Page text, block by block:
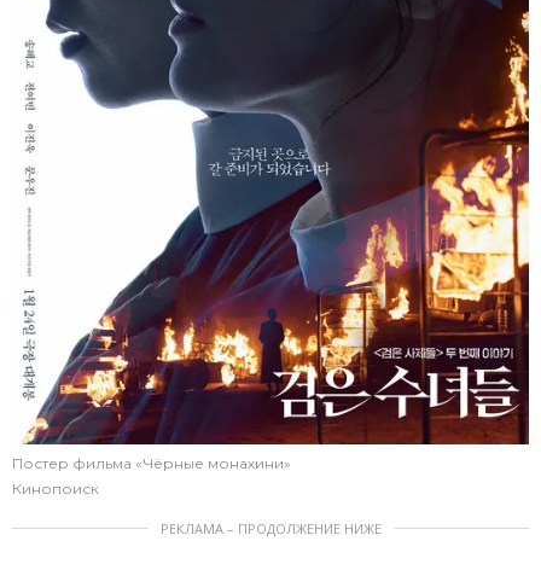
Постер фильма «Чёрные монахини»
Кинопоиск
РЕКЛАМА – ПРОДОЛЖЕНИЕ НИЖЕ